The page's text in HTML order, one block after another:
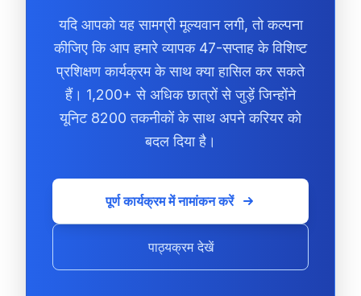
यदि आपको यह सामग्री मूल्यवान लगी, तो कल्पना
कीजिए कि आप हमारे व्यापक 47-सप्ताह के विशिष्ट
प्रशिक्षण कार्यक्रम के साथ क्या हासिल कर सकते
हैं। 1,200+ से अधिक छात्रों से जुड़ें जिन्होंने
यूनिट 8200 तकनीकों के साथ अपने करियर को
बदल दिया है।
पूर्ण कार्यक्रम में नामांकन करें
पाठ्यक्रम देखें